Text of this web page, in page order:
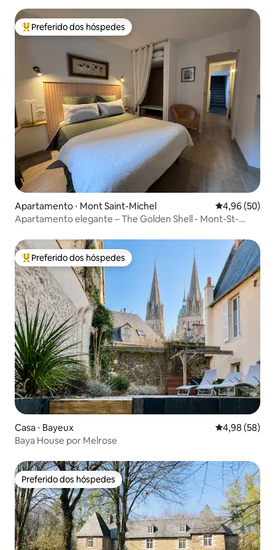
Entre os melhores preferidos dos hóspedes
Preferido dos hóspedes
Apartamento ⋅ Mont Saint-Michel 4,96 de uma
4,96 (50)
Apartamento elegante – The Golden Shell - Mont-St-
Entre os melhores preferidos dos hóspedes
Preferido dos hóspedes
Casa ⋅ Bayeux 4,98 de uma
4,98 (58)
Baya House por Melrose
Preferido dos hóspedes
Preferido dos hóspedes